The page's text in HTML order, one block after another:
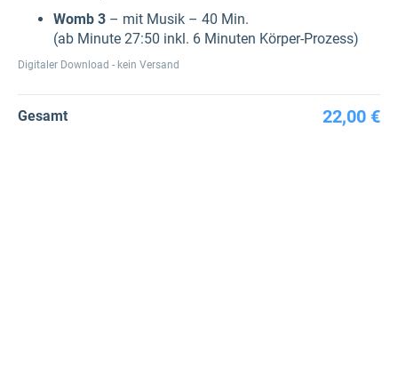
Womb 3 – mit Musik – 40 Min.
(ab Minute 27:50 inkl. 6 Minuten Körper-Prozess)
Digitaler Download - kein Versand
Gesamt 22,00 €